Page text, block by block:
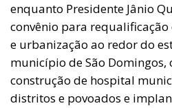
enquanto Presidente Jânio
convênio para requalificação
e urbanização ao redor do
município de São Domingos,
construção de hospital
distritos e povoados e